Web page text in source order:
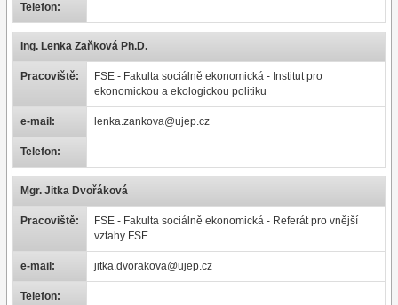
Telefon:
Ing. Lenka Zaňková Ph.D.
Pracoviště:
FSE - Fakulta sociálně ekonomická - Institut pro
ekonomickou a ekologickou politiku
e-mail: lenka.zankova@ujep.cz
Telefon:
Mgr. Jitka Dvořáková
Pracoviště:
FSE - Fakulta sociálně ekonomická - Referát pro vnější
vztahy FSE
e-mail: jitka.dvorakova@ujep.cz
Telefon: